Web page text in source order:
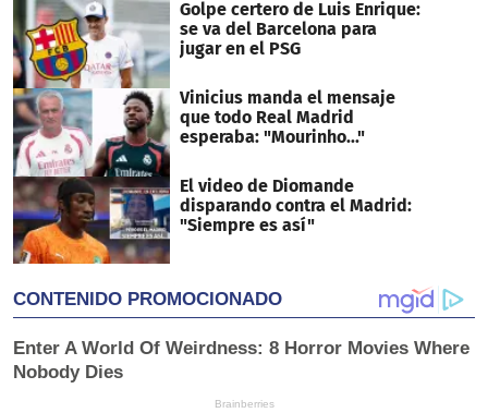
Golpe certero de Luis Enrique:
se va del Barcelona para
jugar en el PSG
Vinicius manda el mensaje
que todo Real Madrid
esperaba: "Mourinho..."
El video de Diomande
disparando contra el Madrid:
"Siempre es así"